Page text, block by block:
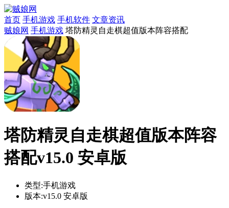
首页 手机游戏 手机软件 文章资讯
贼娘网 手机游戏 塔防精灵自走棋超值版本阵容搭配
塔防精灵自走棋超值版本阵容
搭配v15.0 安卓版
类型:手机游戏
版本:v15.0 安卓版